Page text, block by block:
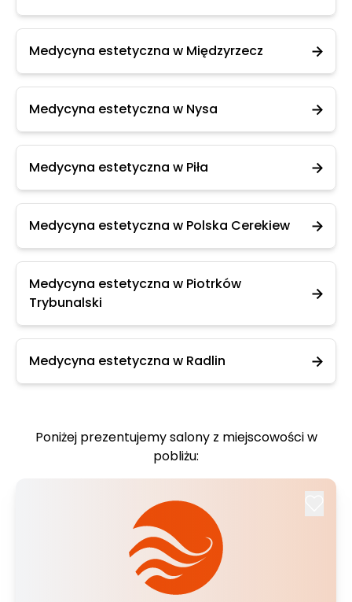
Medycyna estetyczna w Międzyrzecz
Medycyna estetyczna w Nysa
Medycyna estetyczna w Piła
Medycyna estetyczna w Polska Cerekiew
Medycyna estetyczna w Piotrków
Trybunalski
Medycyna estetyczna w Radlin
Poniżej prezentujemy salony z miejscowości w
pobliżu: